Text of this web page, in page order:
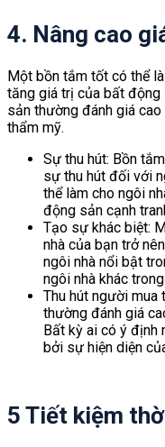
4. Nâng cao
Một bồn tắm tốt có thể
tăng giá trị của bất
sản thường đánh giá
thẩm mỹ.
Sự thu hút: Bồn
sự thu hút đối với
thể làm cho ngôi
động sản cạnh
Tạo sự khác biệt:
nhà của bạn trở
ngôi nhà nổi bật
ngôi nhà khác
Thu hút người mua
thường đánh giá
Bất kỳ ai có ý định
bởi sự hiện diện
5 Tiết kiệm